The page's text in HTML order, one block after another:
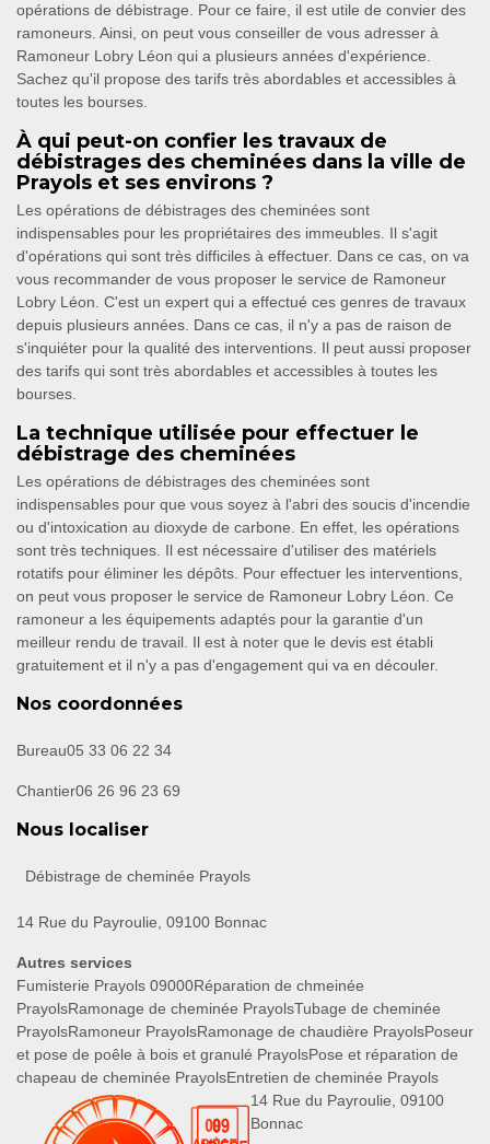
opérations de débistrage. Pour ce faire, il est utile de convier des
ramoneurs. Ainsi, on peut vous conseiller de vous adresser à
Ramoneur Lobry Léon qui a plusieurs années d'expérience.
Sachez qu'il propose des tarifs très abordables et accessibles à
toutes les bourses.
À qui peut-on confier les travaux de
débistrages des cheminées dans la ville de
Prayols et ses environs ?
Les opérations de débistrages des cheminées sont
indispensables pour les propriétaires des immeubles. Il s'agit
d'opérations qui sont très difficiles à effectuer. Dans ce cas, on va
vous recommander de vous proposer le service de Ramoneur
Lobry Léon. C'est un expert qui a effectué ces genres de travaux
depuis plusieurs années. Dans ce cas, il n'y a pas de raison de
s'inquiéter pour la qualité des interventions. Il peut aussi proposer
des tarifs qui sont très abordables et accessibles à toutes les
bourses.
La technique utilisée pour effectuer le
débistrage des cheminées
Les opérations de débistrages des cheminées sont
indispensables pour que vous soyez à l'abri des soucis d'incendie
ou d'intoxication au dioxyde de carbone. En effet, les opérations
sont très techniques. Il est nécessaire d'utiliser des matériels
rotatifs pour éliminer les dépôts. Pour effectuer les interventions,
on peut vous proposer le service de Ramoneur Lobry Léon. Ce
ramoneur a les équipements adaptés pour la garantie d'un
meilleur rendu de travail. Il est à noter que le devis est établi
gratuitement et il n'y a pas d'engagement qui va en découler.
Nos coordonnées
Bureau05 33 06 22 34
Chantier06 26 96 23 69
Nous localiser
Débistrage de cheminée Prayols
14 Rue du Payroulie, 09100 Bonnac
Autres services
Fumisterie Prayols 09000Réparation de chmeinée
PrayolsRamonage de cheminée PrayolsTubage de cheminée
PrayolsRamoneur PrayolsRamonage de chaudière PrayolsPoseur
et pose de poêle à bois et granulé PrayolsPose et réparation de
chapeau de cheminée PrayolsEntretien de cheminée Prayols
14 Rue du Payroulie, 09100
Bonnac